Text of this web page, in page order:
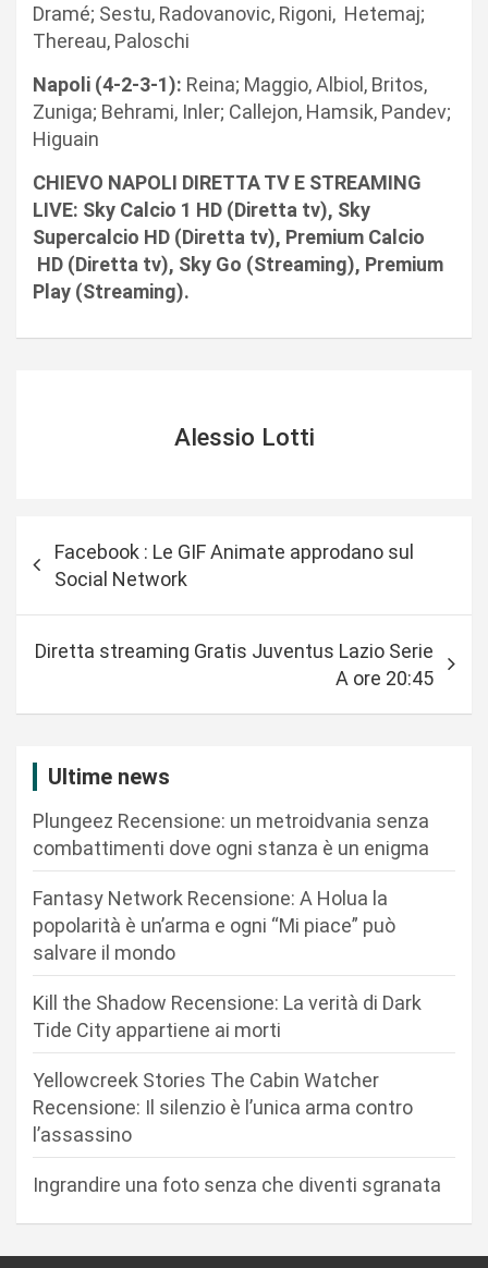
Dramé; Sestu, Radovanovic, Rigoni, Hetemaj;
Thereau, Paloschi
Napoli (4-2-3-1): Reina; Maggio, Albiol, Britos,
Zuniga; Behrami, Inler; Callejon, Hamsik, Pandev;
Higuain
CHIEVO NAPOLI DIRETTA TV E STREAMING
LIVE: Sky Calcio 1 HD (Diretta tv), Sky
Supercalcio HD (Diretta tv), Premium Calcio
HD (Diretta tv), Sky Go (Streaming), Premium
Play (Streaming).
Alessio Lotti
a
Facebook : Le GIF Animate approdano sul
Social Network
Diretta streaming Gratis Juventus Lazio Serie
A ore 20:45
Ultime news
Plungeez Recensione: un metroidvania senza
combattimenti dove ogni stanza è un enigma
Fantasy Network Recensione: A Holua la
popolarità è un’arma e ogni “Mi piace” può
salvare il mondo
Kill the Shadow Recensione: La verità di Dark
Tide City appartiene ai morti
Yellowcreek Stories The Cabin Watcher
Recensione: Il silenzio è l’unica arma contro
l’assassino
Ingrandire una foto senza che diventi sgranata